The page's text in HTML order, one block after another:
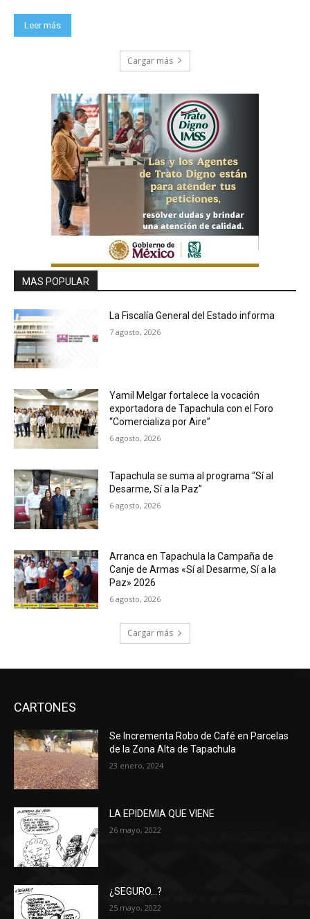
Leer más
Cargar más
MAS POPULAR
La Fiscalía General del Estado informa
7 agosto, 2026
Yamil Melgar fortalece la vocación
exportadora de Tapachula con el Foro
“Comercializa por Aire”
6 agosto, 2026
Tapachula se suma al programa “Sí al
Desarme, Sí a la Paz”
6 agosto, 2026
Arranca en Tapachula la Campaña de
Canje de Armas «Sí al Desarme, Sí a la
Paz» 2026
6 agosto, 2026
Cargar más
CARTONES
Se Incrementa Robo de Café en Parcelas
de la Zona Alta de Tapachula
23 enero, 2024
LA EPIDEMIA QUE VIENE
26 mayo, 2022
¿SEGURO…?
25 mayo, 2022